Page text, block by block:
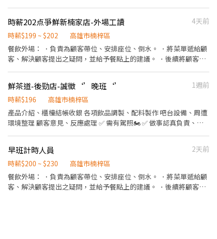
時薪202点爭鮮新楠家店-外場工讀
4天前
時薪$199 ~ $202
高雄市楠梓區
餐飲外場： ．負責為顧客帶位、安排座位、倒水。 ．將菜單遞給顧
客、解決顧客提出之疑問，並給予餐點上的建議。 ．後續將顧客點
負責結帳、收銀等工作。 需配合洗區洗碗 餐飲內場： ．擔任廚師的
助手，處理烹飪前與烹飪中之準備工作與其他餐廳相關事務。 ．負
責洗、剝、削、切各種食材。 ．負責清理工作環境、設備和餐具。
．準備不同餐點所需要的食材。 ．協助測量食材的容量與重量。 ．
鮮茶道-後勁店-誠徵‘’晚班‘’
1週前
時薪$196
高雄市楠梓區
產品介紹、櫃檯結帳收銀 各項飲品調製、配料製作 吧台設備、周遭
環境整理 顧客意見、反應處理 ✅ 需有駕照🏍️ ✅ 做事認真負責、親
一隻黑狗）
早班計時人員
2天前
時薪$200 ~ $230
高雄市楠梓區
餐飲外場： ．負責為顧客帶位、安排座位、倒水。 ．將菜單遞給顧
客、解決顧客提出之疑問，並給予餐點上的建議。 ．後續將顧客點